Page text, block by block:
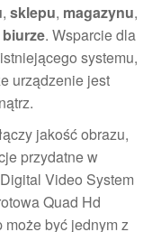
, sklepu, magazynu,
biurze. Wsparcie dla
systemu,
urządzenie jest
jakość obrazu,
przydatne w
Video System
Quad Hd
być jednym z